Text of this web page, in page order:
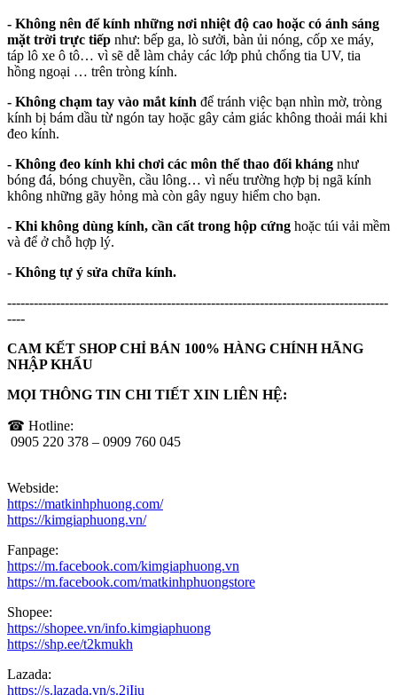
- Không nên để kính những nơi nhiệt độ cao hoặc có ánh sáng
mặt trời trực tiếp như: bếp ga, lò sưởi, bàn ủi nóng, cốp xe máy,
táp lô xe ô tô… vì sẽ dễ làm chảy các lớp phủ chống tia UV, tia
hồng ngoại … trên tròng kính.
- Không chạm tay vào mắt kính để tránh việc bạn nhìn mờ, tròng
kính bị bám dầu từ ngón tay hoặc gây cảm giác không thoải mái khi
đeo kính.
- Không đeo kính khi chơi các môn thể thao đối kháng như
bóng đá, bóng chuyền, cầu lông… vì nếu trường hợp bị ngã kính
không những gãy hỏng mà còn gây nguy hiểm cho bạn.
- Khi không dùng kính, cần cất trong hộp cứng hoặc túi vải mềm
và để ở chỗ hợp lý.
- Không tự ý sửa chữa kính.
--------------------------------------------------------------------------------------
----
CAM KẾT SHOP CHỈ BÁN 100% HÀNG CHÍNH HÃNG
NHẬP KHẨU
MỌI THÔNG TIN CHI TIẾT XIN LIÊN HỆ:
☎ Hotline:
0905 220 378 – 0909 760 045
Webside:
https://matkinhphuong.com/
https://kimgiaphuong.vn/
Fanpage:
https://m.facebook.com/kimgiaphuong.vn
https://m.facebook.com/matkinhphuongstore
Shopee:
https://shopee.vn/info.kimgiaphuong
https://shp.ee/t2kmukh
Lazada:
https://s.lazada.vn/s.2jIiu